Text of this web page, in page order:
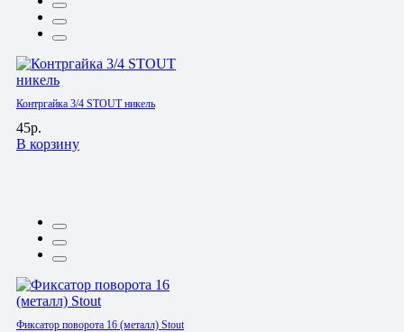
Контргайка 3/4 STOUT никель
45р.
В корзину
Фиксатор поворота 16 (металл) Stout